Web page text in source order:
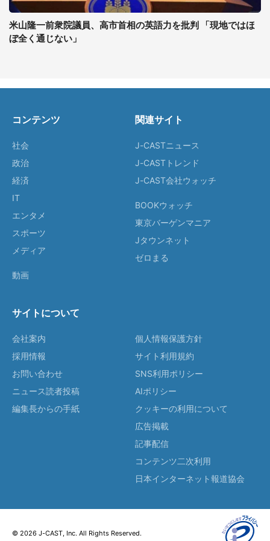
米山隆一前衆院議員、高市首相の英語力を批判 「現地ではほ
ぼ全く通じない」
コンテンツ
社会
政治
経済
IT
エンタメ
スポーツ
メディア
動画
関連サイト
J-CASTニュース
J-CASTトレンド
J-CAST会社ウォッチ
BOOKウォッチ
東京バーゲンマニア
Jタウンネット
ゼロまる
サイトについて
会社案内
採用情報
お問い合わせ
ニュース読者投稿
編集長からの手紙
個人情報保護方針
サイト利用規約
SNS利用ポリシー
AIポリシー
クッキーの利用について
広告掲載
記事配信
コンテンツ二次利用
日本インターネット報道協会
© 2026 J-CAST, Inc. All Rights Reserved.